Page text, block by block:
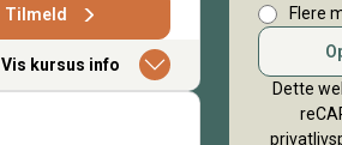
Tilmeld
Vis kursus info
Flere
Dette